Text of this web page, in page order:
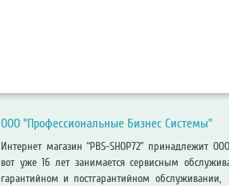
ООО "Профессиональные Бизнес Системы"
Интернет магазин “PBS-SHOP72” принадлежит
вот уже 16 лет занимается сервисным
гарантийном и постгарантийном